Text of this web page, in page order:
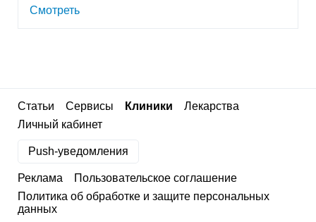
Смотреть
Статьи Сервисы Клиники
Лекарства
Личный кабинет
Push-уведомления
Реклама
Пользовательское соглашение
Политика об обработке и защите персональных
данных